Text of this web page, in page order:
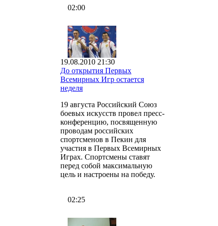
02:00
19.08.2010 21:30
До открытия Первых
Всемирных Игр остается
неделя
19 августа Российский Союз
боевых искусств провел пресс-
конференцию, посвященную
проводам российских
спортсменов в Пекин для
участия в Первых Всемирных
Играх. Спортсмены ставят
перед собой максимальную
цель и настроены на победу.
02:25